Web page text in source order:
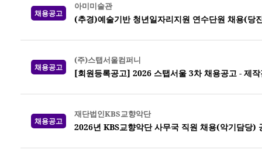
채용공고
아미미술관
(추경)예술기반 청년일자리지원 연수단원 채용(당
채용공고
(주)스탭서울컴퍼니
[회원등록공고] 2026 스탭서울 3차 채용공고 - 제
채용공고
재단법인KBS교향악단
2026년 KBS교향악단 사무국 직원 채용(악기담당)